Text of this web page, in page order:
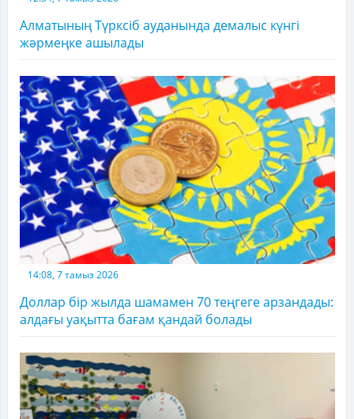
Алматының Түрксіб ауданында демалыс күнгі
жәрмеңке ашылады
14:08, 7 тамыз 2026
Доллар бір жылда шамамен 70 теңгеге арзандады:
алдағы уақытта бағам қандай болады